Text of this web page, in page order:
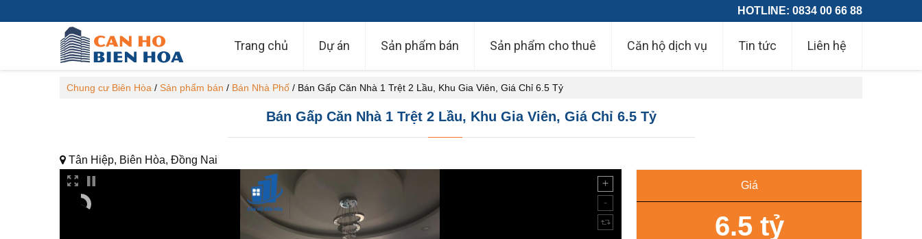
HOTLINE: 0834 00 66 88
Trang chủ Dự án Sản phẩm bán Sản phẩm cho thuê Căn hộ dịch vụ Tin tức Liên hệ
Chung cư Biên Hòa / Sản phẩm bán / Bán Nhà Phố / Bán Gấp Căn Nhà 1 Trệt 2 Lầu, Khu Gia Viên, Giá Chỉ 6.5 Tỷ
Bán Gấp Căn Nhà 1 Trệt 2 Lầu, Khu Gia Viên, Giá Chỉ 6.5 Tỷ
Tân Hiệp, Biên Hòa, Đồng Nai
Giá
6.5 tỷ